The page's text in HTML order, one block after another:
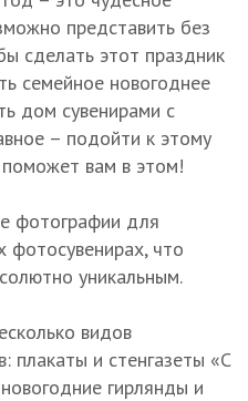
представить без
сделать этот праздник
семейное новогоднее
дом сувенирами с
– подойти к этому
вам в этом!
фотографии для
фотосувенирах, что
уникальным.
видов
плакаты и стенгазеты «С
гирлянды и